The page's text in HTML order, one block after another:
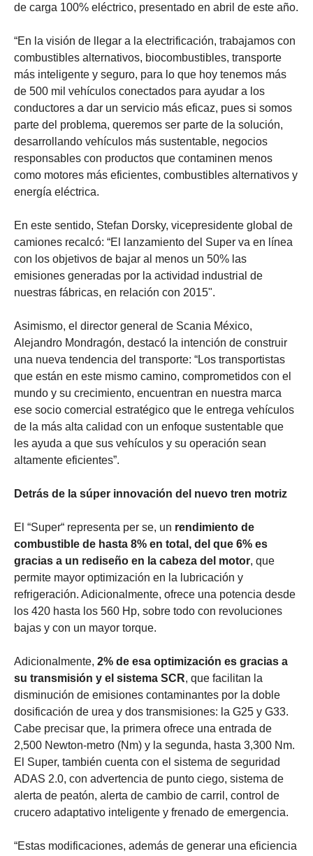
de carga 100% eléctrico, presentado en abril de este año.
“En la visión de llegar a la electrificación, trabajamos con
combustibles alternativos, biocombustibles, transporte
más inteligente y seguro, para lo que hoy tenemos más
de 500 mil vehículos conectados para ayudar a los
conductores a dar un servicio más eficaz, pues si somos
parte del problema, queremos ser parte de la solución,
desarrollando vehículos más sustentable, negocios
responsables con productos que contaminen menos
como motores más eficientes, combustibles alternativos y
energía eléctrica.
En este sentido, Stefan Dorsky, vicepresidente global de
camiones recalcó: “El lanzamiento del Super va en línea
con los objetivos de bajar al menos un 50% las
emisiones generadas por la actividad industrial de
nuestras fábricas, en relación con 2015".
Asimismo, el director general de Scania México,
Alejandro Mondragón, destacó la intención de construir
una nueva tendencia del transporte: “Los transportistas
que están en este mismo camino, comprometidos con el
mundo y su crecimiento, encuentran en nuestra marca
ese socio comercial estratégico que le entrega vehículos
de la más alta calidad con un enfoque sustentable que
les ayuda a que sus vehículos y su operación sean
altamente eficientes”.
Detrás de la súper innovación del nuevo tren motriz
El “Super“ representa per se, un rendimiento de
combustible de hasta 8% en total, del que 6% es
gracias a un rediseño en la cabeza del motor, que
permite mayor optimización en la lubricación y
refrigeración. Adicionalmente, ofrece una potencia desde
los 420 hasta los 560 Hp, sobre todo con revoluciones
bajas y con un mayor torque.
Adicionalmente, 2% de esa optimización es gracias a
su transmisión y el sistema SCR, que facilitan la
disminución de emisiones contaminantes por la doble
dosificación de urea y dos transmisiones: la G25 y G33.
Cabe precisar que, la primera ofrece una entrada de
2,500 Newton-metro (Nm) y la segunda, hasta 3,300 Nm.
El Super, también cuenta con el sistema de seguridad
ADAS 2.0, con advertencia de punto ciego, sistema de
alerta de peatón, alerta de cambio de carril, control de
crucero adaptativo inteligente y frenado de emergencia.
“Estas modificaciones, además de generar una eficiencia